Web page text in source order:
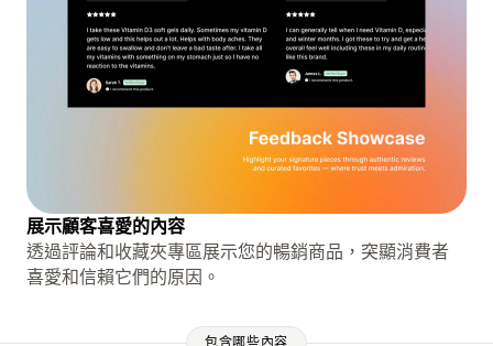
展示顧客喜愛的內容
透過評論和收藏夾專區展示您的暢銷商品，突顯消費者
喜愛和信賴它們的原因。
包含哪些內容